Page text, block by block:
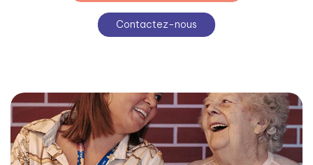
Contactez-nous